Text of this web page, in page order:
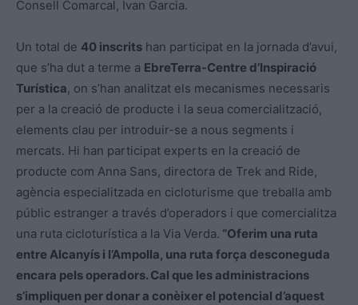
Consell Comarcal, Ivan Garcia.
Un total de 40 inscrits han participat en la jornada d’avui,
que s’ha dut a terme a EbreTerra-Centre d’Inspiració
Turística, on s’han analitzat els mecanismes necessaris
per a la creació de producte i la seua comercialització,
elements clau per introduir-se a nous segments i
mercats. Hi han participat experts en la creació de
producte com Anna Sans, directora de Trek and Ride,
agència especialitzada en cicloturisme que treballa amb
públic estranger a través d’operadors i que comercialitza
una ruta cicloturística a la Via Verda. “Oferim una ruta
entre Alcanyís i l’Ampolla, una ruta força desconeguda
encara pels operadors. Cal que les administracions
s’impliquen per donar a conèixer el potencial d’aquest